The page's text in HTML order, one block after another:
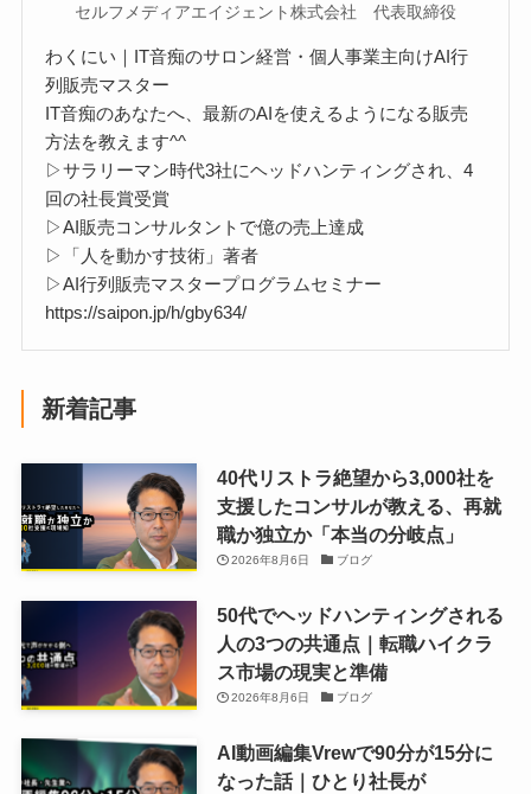
セルフメディアエイジェント株式会社 代表取締役
わくにい｜IT音痴のサロン経営・個人事業主向けAI行
列販売マスター
IT音痴のあなたへ、最新のAIを使えるようになる販売
方法を教えます^^
▷サラリーマン時代3社にヘッドハンティングされ、4
回の社長賞受賞
▷AI販売コンサルタントで億の売上達成
▷「人を動かす技術」著者
▷AI行列販売マスタープログラムセミナー
https://saipon.jp/h/gby634/
新着記事
40代リストラ絶望から3,000社を
支援したコンサルが教える、再就
職か独立か「本当の分岐点」
2026年8月6日 ブログ
50代でヘッドハンティングされる
人の3つの共通点｜転職ハイクラ
ス市場の現実と準備
2026年8月6日 ブログ
AI動画編集Vrewで90分が15分に
なった話｜ひとり社長が